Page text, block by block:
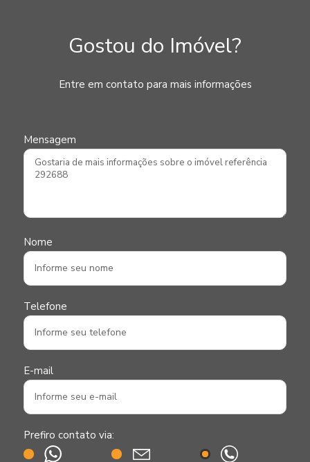
Gostou do Imóvel?
Entre em contato para mais informações
Mensagem
Nome
Telefone
E-mail
Prefiro contato via: